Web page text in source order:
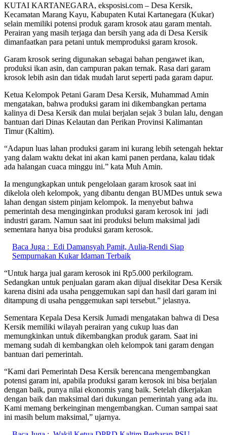
KUTAI KARTANEGARA, eksposisi.com – Desa Kersik,
Kecamatan Marang Kayu, Kabupaten Kutai Kartanegara (Kukar)
selain memiliki potensi produk garam krosok atau garam mentah.
Perairan yang masih terjaga dan bersih yang ada di Desa Kersik
dimanfaatkan para petani untuk memproduksi garam krosok.
Garam krosok sering digunakan sebagai bahan pengawet ikan,
produksi ikan asin, dan campuran pakan ternak. Rasa dari garam
krosok lebih asin dan tidak mudah larut seperti pada garam dapur.
Ketua Kelompok Petani Garam Desa Kersik, Muhammad Amin
mengatakan, bahwa produksi garam ini dikembangkan pertama
kalinya di Desa Kersik dan mulai berjalan sejak 3 bulan lalu, dengan
bantuan dari Dinas Kelautan dan Perikan Provinsi Kalimantan
Timur (Kaltim).
“Adapun luas lahan produksi garam ini kurang lebih setengah hektar
yang dalam waktu dekat ini akan kami panen perdana, kalau tidak
ada halangan cuaca minggu ini.” kata Muh Amin.
Ia mengungkapkan untuk pengelolaan garam krosok saat ini
dikelola oleh kelompok, yang dibantu dengan BUMDes untuk sewa
lahan dengan sistem pinjam kelompok. Ia menyebut bahwa
pemerintah desa menginginkan produksi garam kerosok ini jadi
industri garam. Namun saat ini produksi belum maksimal jadi
sementara hanya bisa produksi garam kerosok.
Baca Juga : Edi Damansyah Pamit, Aulia-Rendi Siap
Sempurnakan Kukar Idaman Terbaik
“Untuk harga jual garam kerosok ini Rp5.000 perkilogram.
Sedangkan untuk penjualan garam akan dijual disekitar Desa Kersik
karena disini ada usaha penggemukan sapi dan hasil dari garam ini
ditampung di usaha penggemukan sapi tersebut.” jelasnya.
Sementara Kepala Desa Kersik Jumadi mengatakan bahwa di Desa
Kersik memiliki wilayah perairan yang cukup luas dan
memungkinkan untuk dikembangkan produk garam. Saat ini
memang sudah di kembangkan oleh kelompok tani garam dengan
bantuan dari pemerintah.
“Kami dari Pemerintah Desa Kersik berencana mengembangkan
potensi garam ini, apabila produksi garam kerosok ini bisa berjalan
dengan baik, punya nilai ekonomis yang baik. Setelah dikerjakan
dengan baik dan maksimal dari dukungan pemerintah yang ada itu.
Kami memang berkeinginan mengembangkan. Cuman sampai saat
ini masih belum maksimal,” ujarnya.